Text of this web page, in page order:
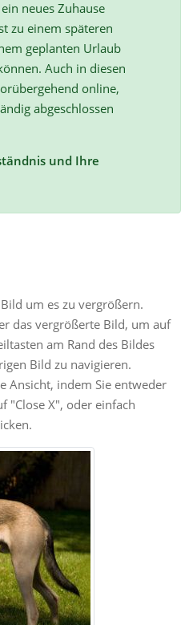
neues Zuhause
zu einem späteren
geplanten Urlaub
Auch in diesen
online,
abgeschlossen
und Ihre
um es zu vergrößern.
das vergrößerte Bild, um auf
am Rand des Bildes
Bild zu navigieren.
Ansicht, indem Sie entweder
"Close X", oder einfach